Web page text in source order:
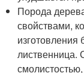
Порода
свойствами,
изготовления
лиственница.